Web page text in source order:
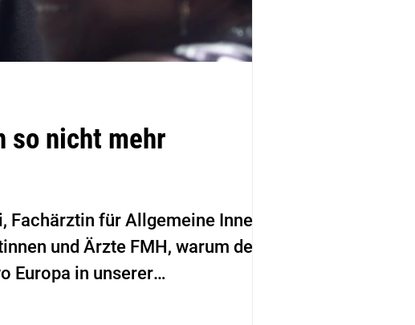
so nicht mehr
für Allgemeine Innere
und Ärzte FMH, warum der
Europa in unserer